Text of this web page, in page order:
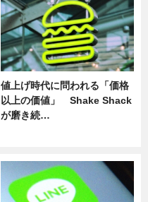
値上げ時代に問われる「価格
以上の価値」 Shake Shack
が磨き続…